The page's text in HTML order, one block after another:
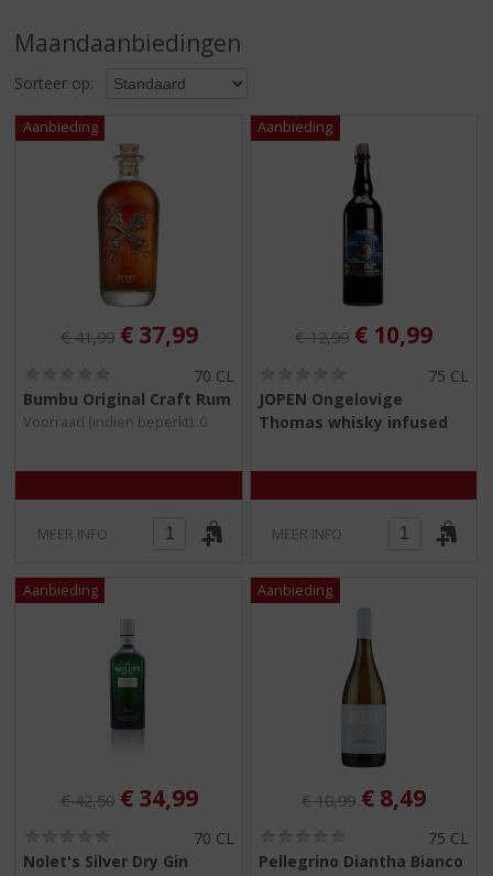
r
n
g
n
g
a
t
Maandaanbiedingen
Sorteer op:
Originele prijs was:
€41,99 , Huidige prijs is:
€ 37,99
,
0
)
70 CL
Bumbu Original Craft Rum
Voorraad (indien beperkt): 0
MEER INFO
Originele prijs was:
€12,99 , Huidige
€ 10,99
,
0
)
75 CL
JOPEN Ongelovige
Thomas whisky infused
MEER INFO
Originele prijs was:
€42,50 , Huidige prijs is:
€ 34,99
,
70 CL
Nolet's Silver Dry Gin
Originele prijs was:
€10,99 , Huidige
€ 8,49
,
75 CL
Pellegrino Diantha Bianco